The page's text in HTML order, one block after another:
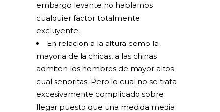
embargo levante no hablamos
cualquier factor totalmente
excluyente.
En relacion a la altura como la
mayoria de la chicas, a las chinas
admiten los hombres de mayor altos
cual senoritas. Pero lo cual no se trata
excesivamente complicado sobre
llegar puesto que una medida media